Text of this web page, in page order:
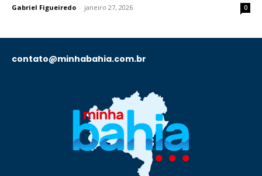
Gabriel Figueiredo - janeiro 27, 2026 0
contato@minhabahia.com.br